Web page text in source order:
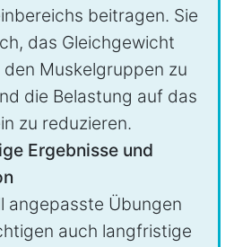
beitragen. Sie
das Gleichgewicht
Muskelgruppen zu
die Belastung auf das
zu reduzieren.
Ergebnisse und
angepasste Übungen
auch langfristige